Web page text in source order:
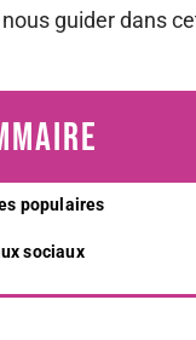
guider dans
populaires
sociaux